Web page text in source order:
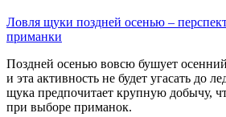
Ловля щуки поздней осенью –
приманки
Поздней осенью вовсю бушует
и эта активность не будет угасать до
щука предпочитает крупную добычу,
при выборе приманок.